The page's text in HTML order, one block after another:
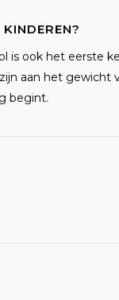
is ook het eerste
aan het gewicht
begint.